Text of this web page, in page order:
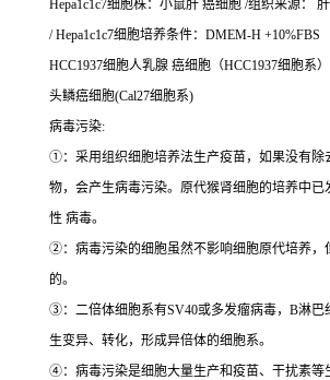
Hepa1c1c7细胞株：小鼠肝 癌细胞 /组织来源：
/ Hepa1c1c7细胞培养条件：DMEM-H +10%FBS
HCC1937细胞人乳腺 癌细胞（HCC1937细胞系
头鳞癌细胞(Cal27细胞系)
病毒污染:
①：采用组织细胞培养法生产疫苗，如果没有除
物，会产生病毒污染。原代猴肾细胞的培养中已
性 病毒。
②：病毒污染的细胞虽然不影响细胞原代培养，
的。
③：二倍体细胞系有SV40或多发瘤病毒，B淋巴
生变异、转化，形成异倍体的细胞系。
④：病毒污染是细胞大量生产和疫苗、干扰素等